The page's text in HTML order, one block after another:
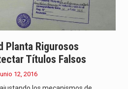
Planta Rigurosos
Títulos Falsos
12, 2016